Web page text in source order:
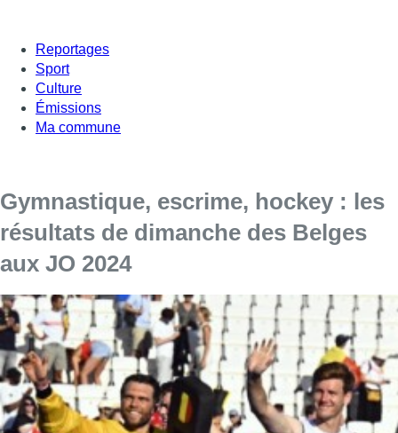
Reportages
Sport
Culture
Émissions
Ma commune
Gymnastique, escrime, hockey : les
résultats de dimanche des Belges
aux JO 2024